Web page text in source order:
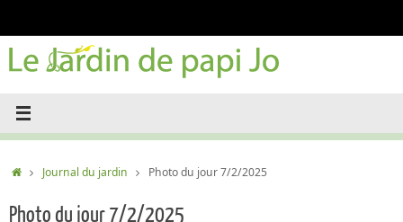
contenu
AccueilJournal du jardin Photo du jour 7/2/2025
Photo du jour 7/2/2025